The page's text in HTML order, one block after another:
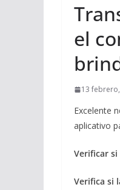
el
13
Excelente
aplicativo
Verificar
Verifica si